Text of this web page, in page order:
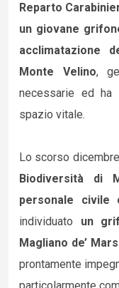
Reparto
un giovane
acclimatazione
Monte Velino,
necessarie ed
spazio vitale.
Lo scorso
Biodiversità di
personale civile
individuato un
Magliano de’
prontamente